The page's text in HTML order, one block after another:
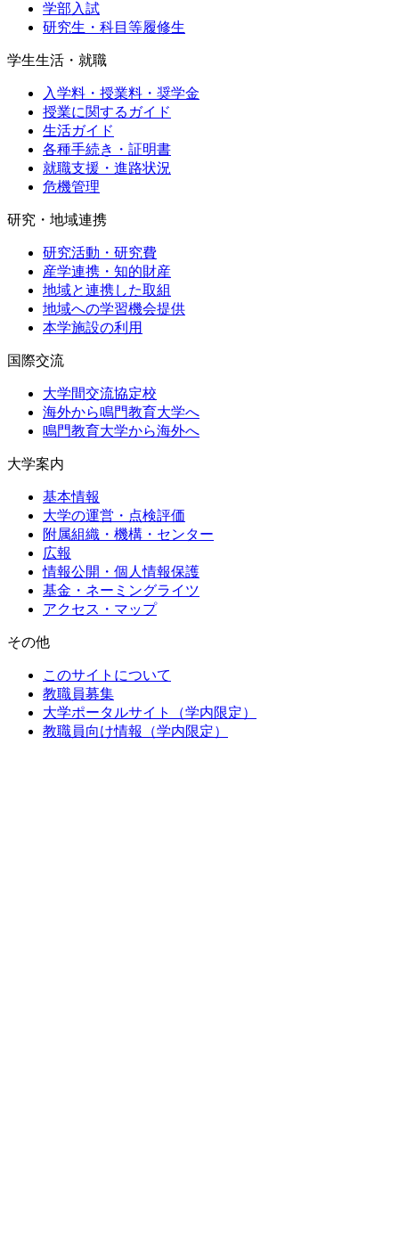
学部入試
研究生・科目等履修生
学生生活・就職
入学料・授業料・奨学金
授業に関するガイド
生活ガイド
各種手続き・証明書
就職支援・進路状況
危機管理
研究・地域連携
研究活動・研究費
産学連携・知的財産
地域と連携した取組
地域への学習機会提供
本学施設の利用
国際交流
大学間交流協定校
海外から鳴門教育大学へ
鳴門教育大学から海外へ
大学案内
基本情報
大学の運営・点検評価
附属組織・機構・センター
広報
情報公開・個人情報保護
基金・ネーミングライツ
アクセス・マップ
その他
このサイトについて
教職員募集
大学ポータルサイト（学内限定）
教職員向け情報（学内限定）